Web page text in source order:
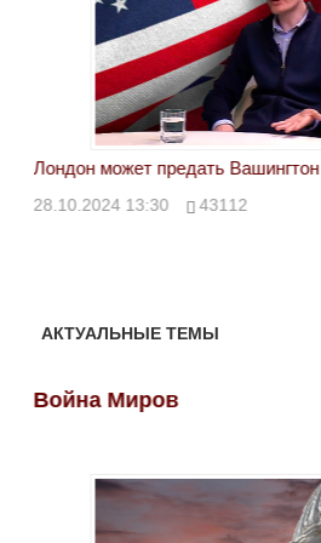
Лондон может предать Вашингтон
28.10.2024 13:30 43112
АКТУАЛЬНЫЕ ТЕМЫ
Война Миров